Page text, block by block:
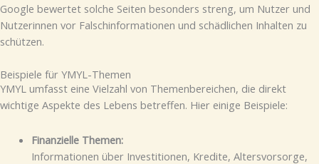
Google bewertet solche Seiten besonders streng, um Nutzer und
Nutzerinnen vor Falschinformationen und schädlichen Inhalten zu
schützen.
Beispiele für YMYL-Themen
YMYL umfasst eine Vielzahl von Themenbereichen, die direkt
wichtige Aspekte des Lebens betreffen. Hier einige Beispiele:
Finanzielle Themen:
Informationen über Investitionen, Kredite, Altersvorsorge,